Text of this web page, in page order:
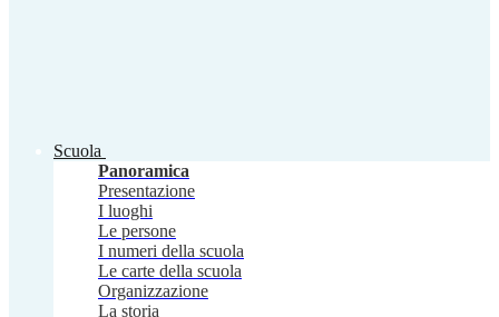
Scuola
Panoramica
Presentazione
I luoghi
Le persone
I numeri della scuola
Le carte della scuola
Organizzazione
La storia